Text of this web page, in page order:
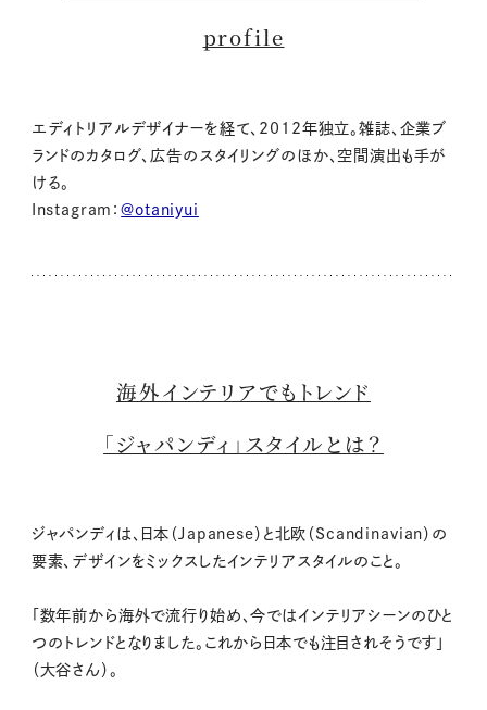
profile
エディトリアルデザイナーを経て、2012年独立。雑誌、企業ブ
ランドのカタログ、広告のスタイリングのほか、空間演出も手が
ける。
Instagram：@otaniyui
海外インテリアでもトレンド
「ジャパンディ」スタイルとは？
ジャパンディは、日本（Japanese）と北欧（Scandinavian）の
要素、デザインをミックスしたインテリアスタイルのこと。
「数年前から海外で流行り始め、今ではインテリアシーンのひと
つのトレンドとなりました。これから日本でも注目されそうです」
（大谷さん）。